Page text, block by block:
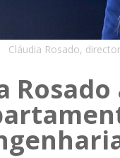
Cláudia Rosado,